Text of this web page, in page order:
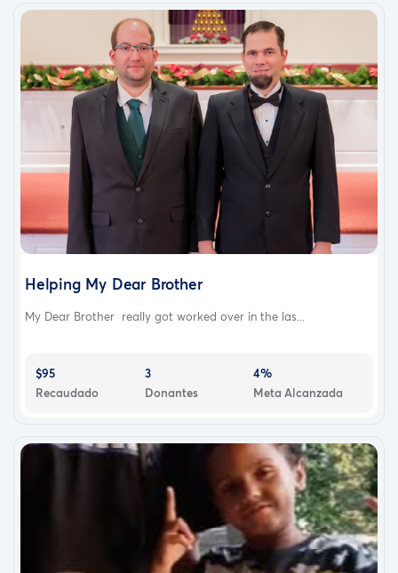
Helping My Dear Brother
My Dear Brother really got worked over in the las...
$95
Recaudado
3
Donantes
4%
Meta Alcanzada